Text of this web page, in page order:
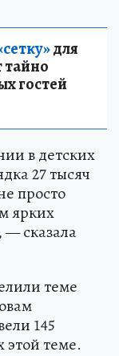
для
тайно
гостей
в детских
27 тысяч
просто
ярких
— сказала
теме
145
теме.